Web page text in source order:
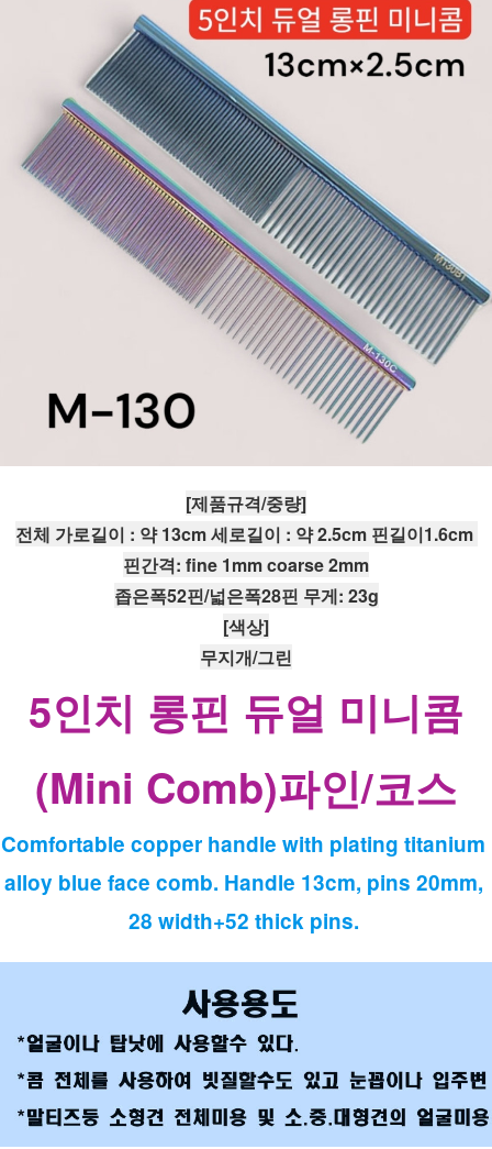
[제품규격/중량]
전체 가로길이 : 약 13cm 세로길이 : 약 2.5cm 핀길이1.6cm
핀간격: fine 1mm coarse 2mm
좁은폭52핀/넓은폭28핀 무게: 23g
[색상]
무지개/그린
5인치 롱핀 듀얼 미니콤
(Mini Comb)파인/코스
Comfortable copper handle with plating titanium
alloy blue face comb. Handle 13cm, pins 20mm,
28 width+52 thick pins.